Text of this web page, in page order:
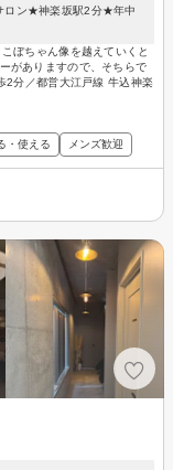
ロン★神楽坂駅2分★年中
ぼちゃん像を越えていくと
がありますので、そちらで
2分／都営大江戸線 牛込神楽
・使える メンズ歓迎